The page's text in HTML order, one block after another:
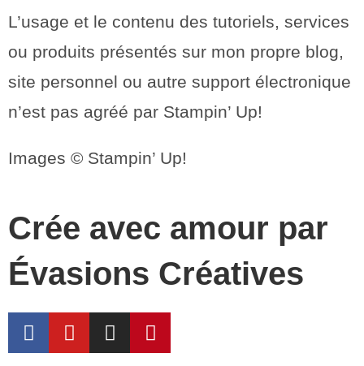
L’usage et le contenu des tutoriels, services
ou produits présentés sur mon propre blog,
site personnel ou autre support électronique
n’est pas agréé par Stampin’ Up!
Images © Stampin’ Up!
Crée avec amour par
Évasions Créatives